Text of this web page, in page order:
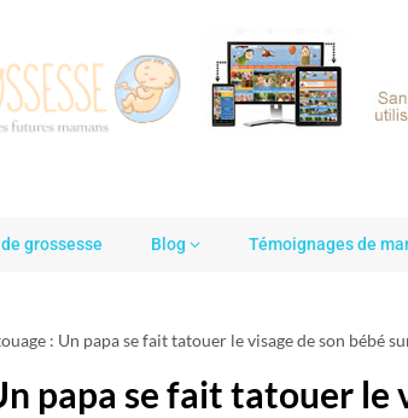
grossesse Blog Témoignages de
: Un papa se fait tatouer le visage de son bébé
papa se fait tatouer le